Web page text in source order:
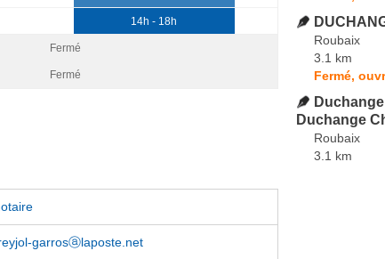
14h - 18h
Fermé
Fermé
garrosⓐlaposte.net
Roubaix
3.1 km
Fermé,
Duchange
Roubaix
3.1 km